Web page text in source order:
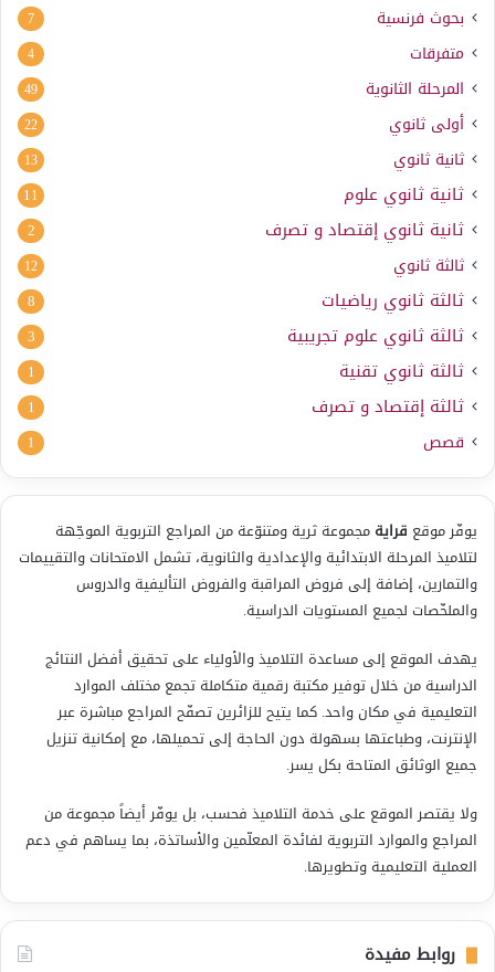
بحوث فرنسية 7
متفرقات 4
المرحلة الثانوية 49
أولى ثانوي 22
ثانية ثانوي 13
ثانية ثانوي علوم 11
ثانية ثانوي إقتصاد و تصرف 2
ثالثة ثانوي 12
ثالثة ثانوي رياضيات 8
ثالثة ثانوي علوم تجريبية 3
ثالثة ثانوي تقنية 1
ثالثة إقتصاد و تصرف 1
قصص 1
يوفّر موقع قرايةمجموعة ثرية ومتنوّعة من المراجع التربوية الموجّهة
لتلاميذ المرحلة الابتدائية والإعدادية والثانوية، تشمل الامتحانات والتقييمات
والتمارين، إضافة إلى فروض المراقبة والفروض التأليفية والدروس
والملخّصات لجميع المستويات الدراسية.
يهدف الموقع إلى مساعدة التلاميذ والأولياء على تحقيق أفضل النتائج
الدراسية من خلال توفير مكتبة رقمية متكاملة تجمع مختلف الموارد
التعليمية في مكان واحد. كما يتيح للزائرين تصفّح المراجع مباشرة عبر
الإنترنت، وطباعتها بسهولة دون الحاجة إلى تحميلها، مع إمكانية تنزيل
جميع الوثائق المتاحة بكل يسر.
ولا يقتصر الموقع على خدمة التلاميذ فحسب، بل يوفّر أيضاً مجموعة من
المراجع والموارد التربوية لفائدة المعلّمين والأساتذة، بما يساهم في دعم
العملية التعليمية وتطويرها.
روابط مفيدة